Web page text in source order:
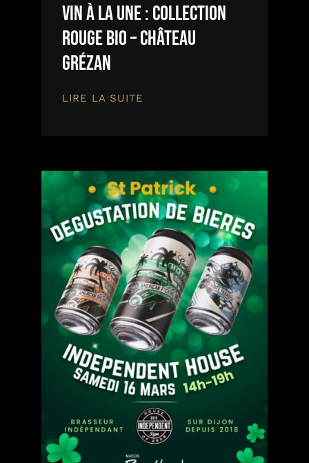
Vin à la une : Collection
Rouge Bio – Château
Grézan
LIRE LA SUITE